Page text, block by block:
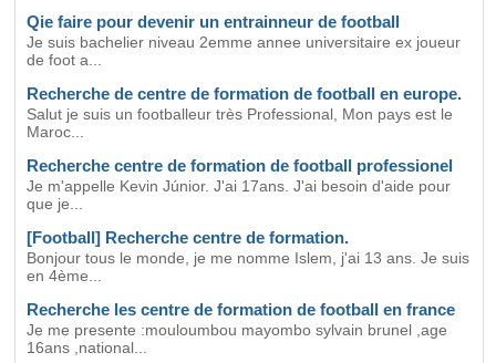
Qie faire pour devenir un entrainneur de football
Je suis bachelier niveau 2emme annee universitaire ex joueur
de foot a...
Recherche de centre de formation de football en europe.
Salut je suis un footballeur très Professional, Mon pays est le
Maroc...
Recherche centre de formation de football professionel
Je m'appelle Kevin Júnior. J'ai 17ans. J'ai besoin d'aide pour
que je...
[Football] Recherche centre de formation.
Bonjour tous le monde, je me nomme Islem, j'ai 13 ans. Je suis
en 4ème...
Recherche les centre de formation de football en france
Je me presente :mouloumbou mayombo sylvain brunel ,age
16ans ,national...